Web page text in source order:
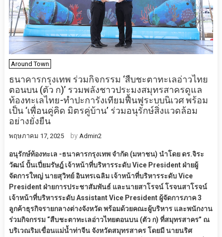
Around Town
ธนาคารกรุงเทพ ร่วมกิจกรรม ‘สืบชะตาทะเลอ่าวไทย
ตอนบน (ตัว ก)’ รวมพลังชาวประมงสมุทรสาครดูแล
ท้องทะเลไทย-ทำปะการังเทียมฟื้นฟูระบบนิเวศ พร้อม
เป็น ‘เพื่อนคู่คิด มิตรคู่บ้าน’ ร่วมอนุรักษ์สิ่งแวดล้อม
อย่างยั่งยืน
พฤษภาคม 17, 2025 by Admin2
อนุรักษ์ท้องทะเล -ธนาคารกรุงเทพ จำกัด (มหาชน) นำโดย ดร.จิระ
วัฒน์ ปั้นเปี่ยมรัษฎ์ เจ้าหน้าที่บริหารระดับ Vice President ฝ่ายผู้
จัดการใหญ่ นายสุวิทย์ อินทรเฉลิม เจ้าหน้าที่บริหารระดับ Vice
President ฝ่ายการประชาสัมพันธ์ และนายสาโรจน์ โรจนสาโรจน์
เจ้าหน้าที่บริหารระดับ Assistant Vice President ผู้จัดการภาค 3
ลูกค้าธุรกิจรายกลางต่างจังหวัด พร้อมด้วยคณะผู้บริหาร และพนักงาน
ร่วมกิจกรรม “สืบชะตาทะเลอ่าวไทยตอนบน (ตัว ก) ที่สมุทรสาคร” ณ
บริเวณริมเขื่อนแม่น้ำท่าจีน จังหวัดสมุทรสาคร โดยมี นายนริศ